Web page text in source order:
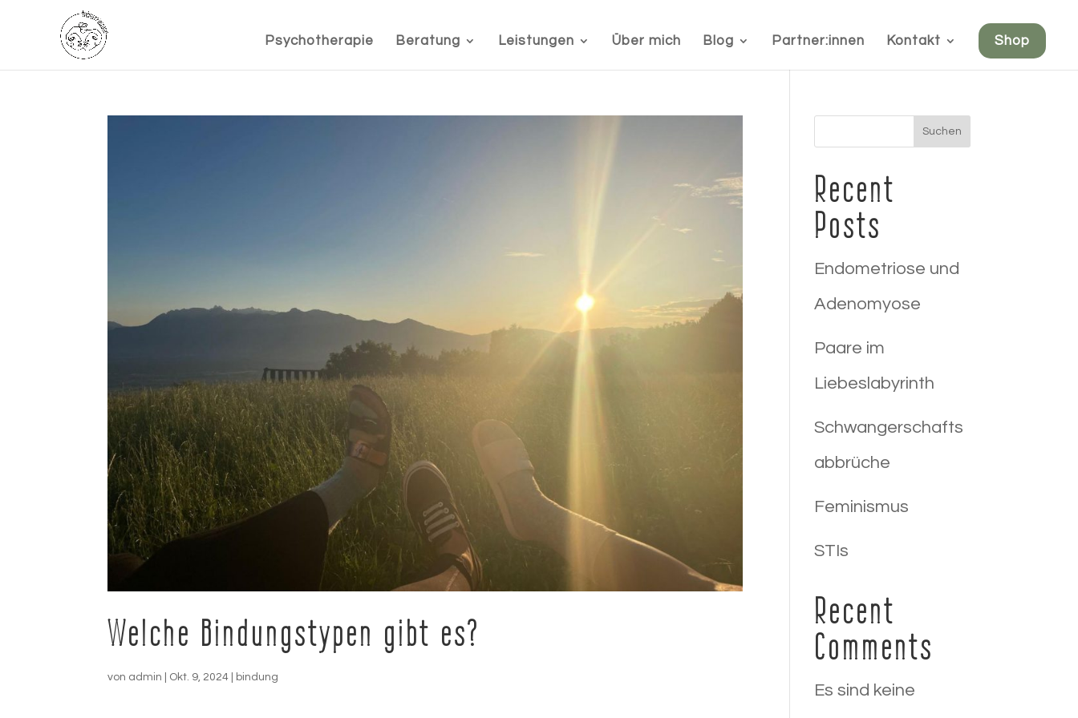
Psychotherapie Beratung Leistungen Über mich Blog Partner:innen Kontakt Shop
Welche Bindungstypen gibt es?
von admin Okt. 9, 2024 bindung
Suchen
Recent
Posts
Endometriose und
Adenomyose
Paare im
Liebeslabyrinth
Schwangerschafts
abbrüche
Feminismus
STIs
Recent
Comments
Es sind keine